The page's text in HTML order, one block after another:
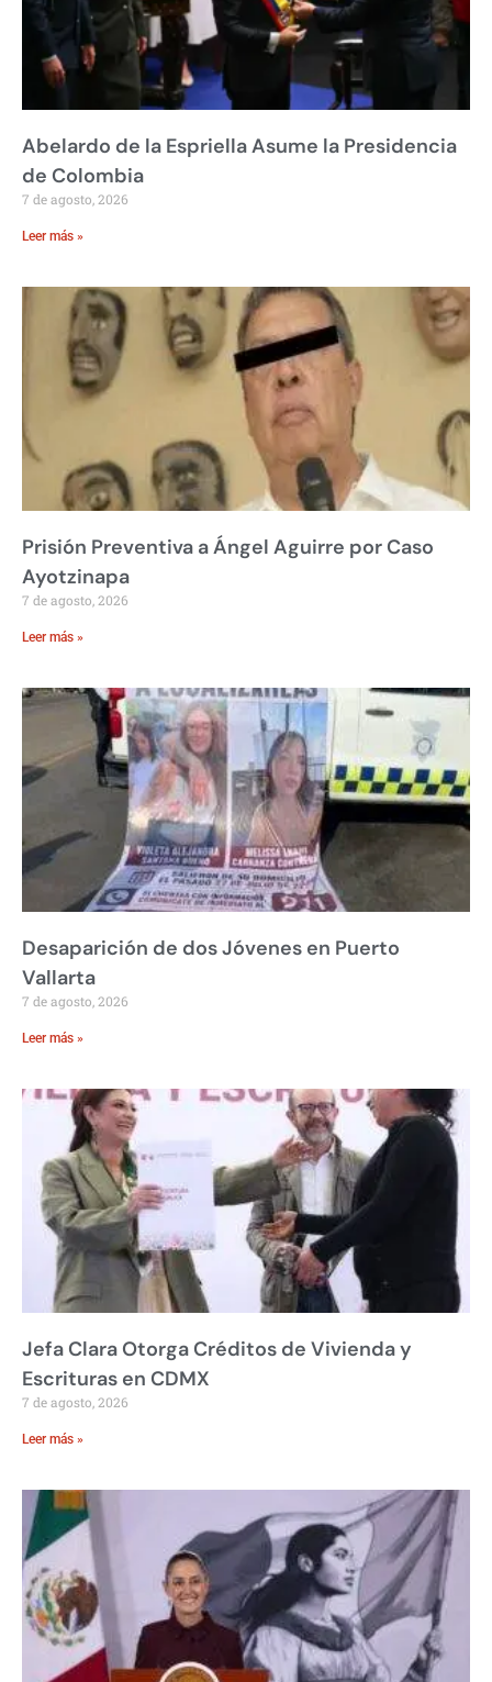
Abelardo de la Espriella Asume la Presidencia
de Colombia
7 de agosto, 2026
Leer más »
Prisión Preventiva a Ángel Aguirre por Caso
Ayotzinapa
7 de agosto, 2026
Leer más »
Desaparición de dos Jóvenes en Puerto
Vallarta
7 de agosto, 2026
Leer más »
Jefa Clara Otorga Créditos de Vivienda y
Escrituras en CDMX
7 de agosto, 2026
Leer más »